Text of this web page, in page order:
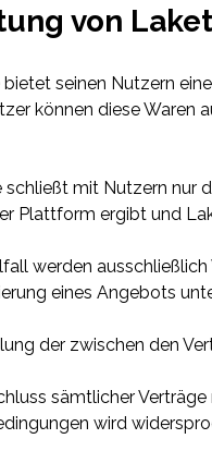
von
bietet seinen Nutzern
können diese
schließt mit Nutzern nur
Plattform ergibt und
werden
eines Angebots
der zwischen den
sämtlicher
wird